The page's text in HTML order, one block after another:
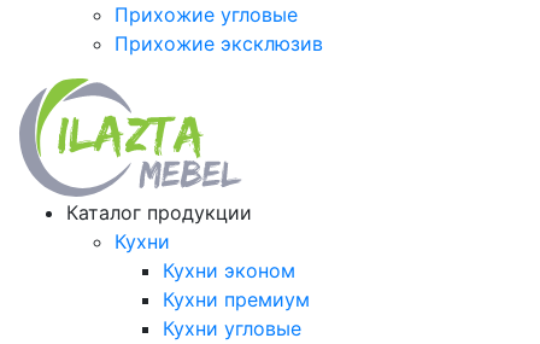
Прихожие угловые
Прихожие эксклюзив
Каталог продукции
Кухни
Кухни эконом
Кухни премиум
Кухни угловые